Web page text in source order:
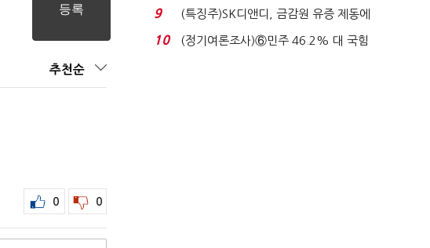
추천순
0 0
원 '양강'…서미...
9
(특징주)SK디앤디, 금감원 유증 제동에
장 초반 상한가...
10
(정기여론조사)⑥민주 46.2% 대 국힘